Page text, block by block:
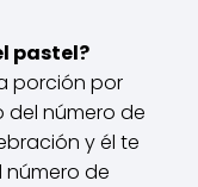
pastel?
porción por
del número de
y él te
número de